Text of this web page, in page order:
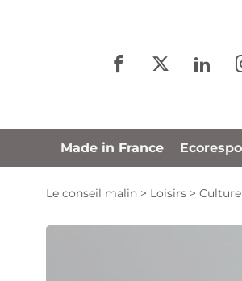
Made in France
Le conseil malin > Loisirs > Culture